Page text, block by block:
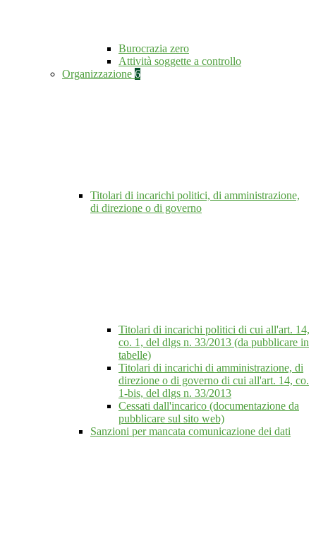
Burocrazia zero
Attività soggette a controllo
Organizzazione 6
Titolari di incarichi politici, di amministrazione,
di direzione o di governo
Titolari di incarichi politici di cui all'art. 14,
co. 1, del dlgs n. 33/2013 (da pubblicare in
tabelle)
Titolari di incarichi di amministrazione, di
direzione o di governo di cui all'art. 14, co.
1-bis, del dlgs n. 33/2013
Cessati dall'incarico (documentazione da
pubblicare sul sito web)
Sanzioni per mancata comunicazione dei dati